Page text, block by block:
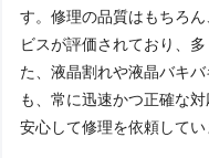
す。修理の品質はもちろ
ビスが評価されており、
た、液晶割れや液晶バキ
も、常に迅速かつ正確な
安心して修理を依頼してい